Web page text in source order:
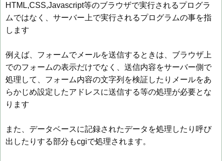
HTML,CSS,Javascript等のブラウザで実行されるプログラ
ムではなく、サーバー上で実行されるプログラムの事を指
します
例えば、フォームでメールを送信するときは、ブラウザ上
でのフォームの表示だけでなく、送信内容をサーバー側で
処理して、フォーム内容の文字列を検証したりメールをあ
らかじめ設定したアドレスに送信する等の処理が必要とな
ります
また、データベースに記録されたデータを処理したり呼び
出したりする部分もcgiで処理されます。